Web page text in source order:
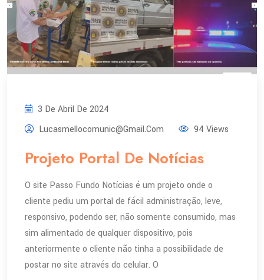
3 De Abril De 2024
Lucasmellocomunic@gmail.com
94 Views
Projeto Portal De Notícias
O site Passo Fundo Notícias é um projeto onde o
cliente pediu um portal de fácil administração, leve,
responsivo, podendo ser, não somente consumido, mas
sim alimentado de qualquer dispositivo, pois
anteriormente o cliente não tinha a possibilidade de
postar no site através do celular. O